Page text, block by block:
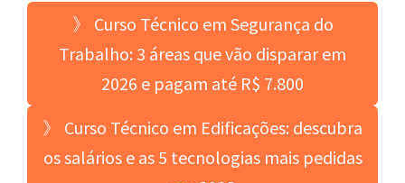
》 Curso Técnico em Segurança do
Trabalho: 3 áreas que vão disparar em
2026 e pagam até R$ 7.800
》 Curso Técnico em Edificações: descubra
os salários e as 5 tecnologias mais pedidas